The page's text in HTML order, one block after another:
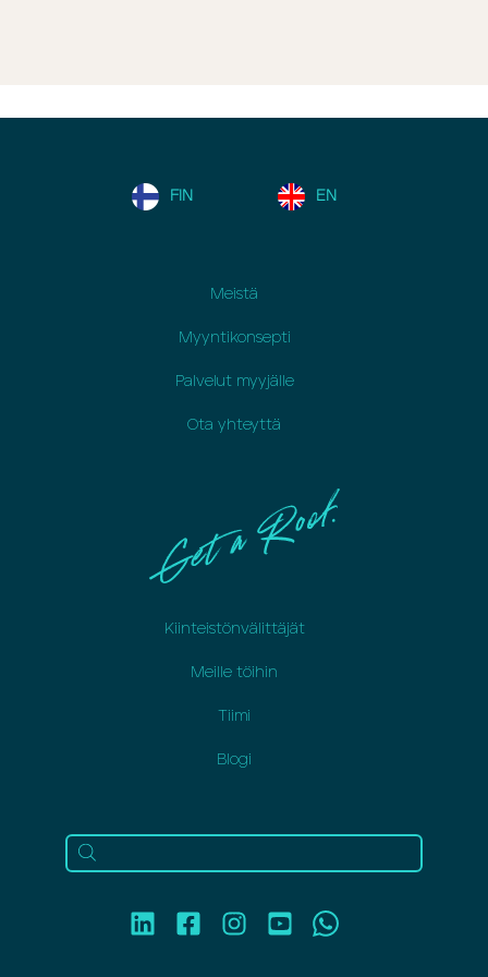
FIN EN
Meistä
Myyntikonsepti
Palvelut myyjälle
Ota yhteyttä
Kiinteistönvälittäjät
Meille töihin
Tiimi
Blogi